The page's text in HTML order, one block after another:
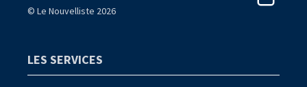
© Le Nouvelliste 2026
LES SERVICES